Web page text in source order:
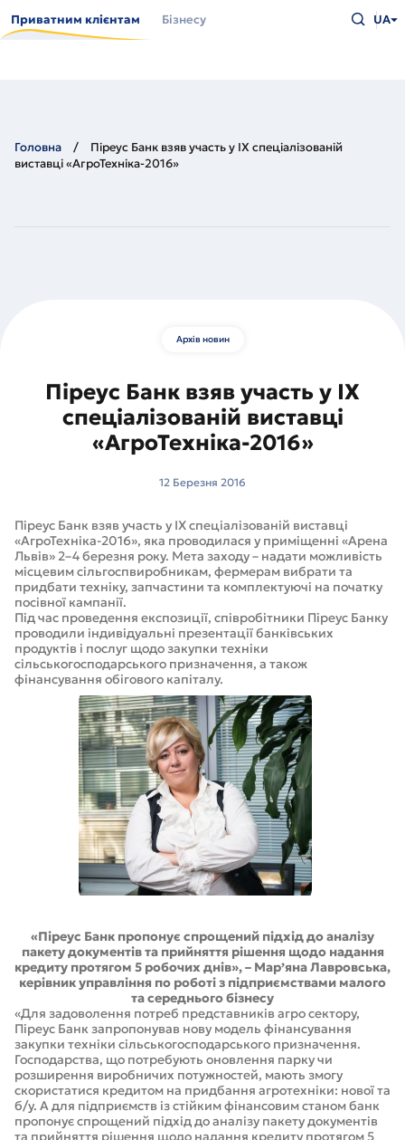
до
основного
Приватним клієнтам Бізнесу
що
UA
Головна
Піреус Банк взяв участь у IX спеціалізованій
виставці «АгроТехніка-2016»
Архів новин
Піреус Банк взяв участь у IX
спеціалізованій виставці
«АгроТехніка-2016»
12 Березня 2016
Піреус Банк взяв участь у IX спеціалізованій виставці
«АгроТехніка-2016», яка проводилася у приміщенні «Арена
Львів» 2–4 березня року. Мета заходу – надати можливість
місцевим сільгоспвиробникам, фермерам вибрати та
придбати техніку, запчастини та комплектуючі на початку
посівної кампанії.
Під час проведення експозиції, співробітники Піреус Банку
проводили індивідуальні презентації банківських
продуктів і послуг щодо закупки техніки
сільськогосподарського призначення, а також
фінансування обігового капіталу.
«Піреус Банк пропонує спрощений підхід до аналізу
пакету документів та прийняття рішення щодо надання
кредиту протягом 5 робочих днів», – Мар’яна Лавровська,
керівник управління по роботі з підприємствами малого
та середнього бізнесу
«Для задоволення потреб представників агро сектору,
Піреус Банк запропонував нову модель фінансування
закупки техніки сільськогосподарського призначення.
Господарства, що потребують оновлення парку чи
розширення виробничих потужностей, мають змогу
скористатися кредитом на придбання агротехніки: нової та
б/у. А для підприємств із стійким фінансовим станом банк
пропонує спрощений підхід до аналізу пакету документів
та прийняття рішення щодо надання кредиту протягом 5